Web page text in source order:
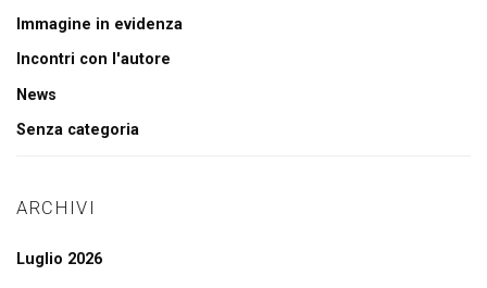
Immagine in evidenza
Incontri con l'autore
News
Senza categoria
ARCHIVI
Luglio 2026